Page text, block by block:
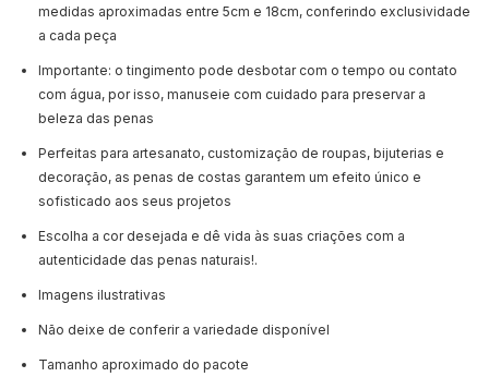
medidas aproximadas entre 5cm e 18cm, conferindo exclusividade
a cada peça
Importante: o tingimento pode desbotar com o tempo ou contato
com água, por isso, manuseie com cuidado para preservar a
beleza das penas
Perfeitas para artesanato, customização de roupas, bijuterias e
decoração, as penas de costas garantem um efeito único e
sofisticado aos seus projetos
Escolha a cor desejada e dê vida às suas criações com a
autenticidade das penas naturais!.
Imagens ilustrativas
Não deixe de conferir a variedade disponível
Tamanho aproximado do pacote